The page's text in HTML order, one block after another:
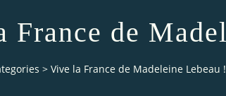
France de
> Vive la France de Madeleine Lebeau !